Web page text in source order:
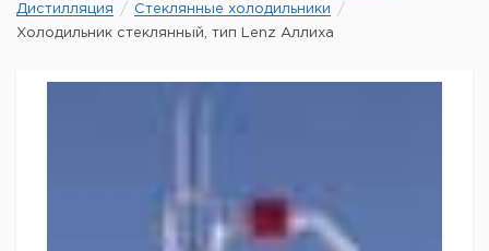
Дистилляция
Стеклянные холодильники
Холодильник стеклянный, тип Lenz Аллиха